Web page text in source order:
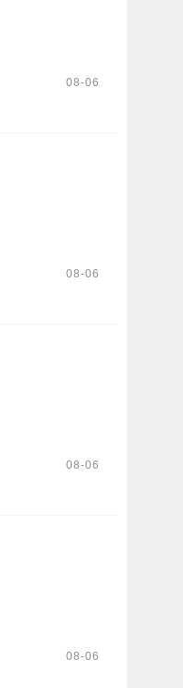
08-06
08-06
08-06
08-06